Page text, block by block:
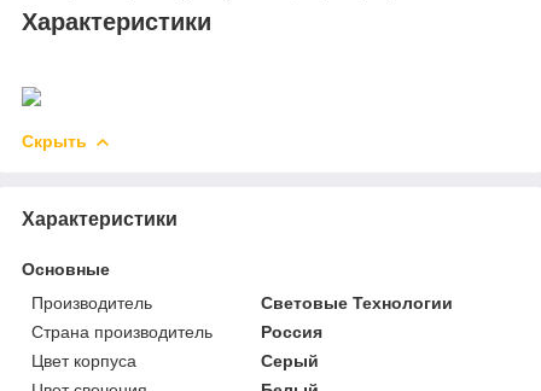
Характеристики
Скрыть
Характеристики
Основные
Производитель
Световые Технологии
Страна производитель
Россия
Цвет корпуса
Серый